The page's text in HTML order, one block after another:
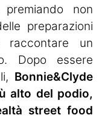
non
preparazioni
un
Dopo essere
Bonnie&Clyde
alto del podio,
street food